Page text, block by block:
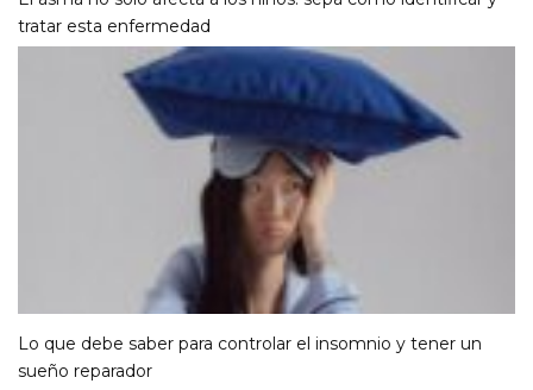
tratar esta enfermedad
Lo que debe saber para controlar el insomnio y tener un
sueño reparador